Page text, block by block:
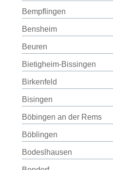
Bempflingen
Bensheim
Beuren
Bietigheim-Bissingen
Birkenfeld
Bisingen
Böbingen an der Rems
Böblingen
Bodeslhausen